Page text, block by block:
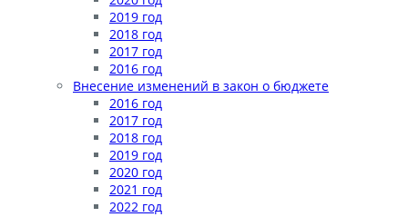
2019 год
2018 год
2017 год
2016 год
Внесение изменений в закон о бюджете
2016 год
2017 год
2018 год
2019 год
2020 год
2021 год
2022 год